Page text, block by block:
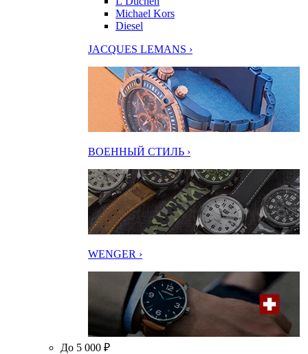
Michael Kors
Diesel
JACQUES LEMANS ›
ВОЕННЫЙ СТИЛЬ ›
WENGER ›
До 5 000 ₽